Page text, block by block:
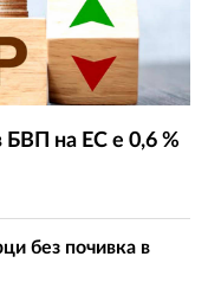
БВП на ЕС е 0,6 %
без почивка в